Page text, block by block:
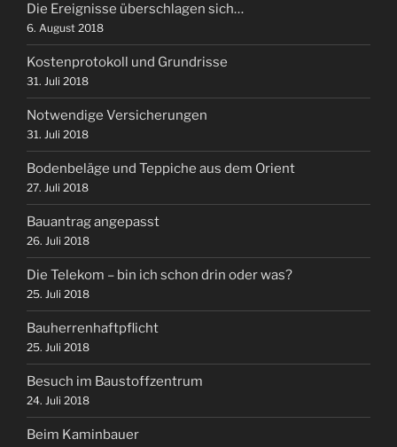
Die Ereignisse überschlagen sich…
6. August 2018
Kostenprotokoll und Grundrisse
31. Juli 2018
Notwendige Versicherungen
31. Juli 2018
Bodenbeläge und Teppiche aus dem Orient
27. Juli 2018
Bauantrag angepasst
26. Juli 2018
Die Telekom – bin ich schon drin oder was?
25. Juli 2018
Bauherrenhaftpflicht
25. Juli 2018
Besuch im Baustoffzentrum
24. Juli 2018
Beim Kaminbauer